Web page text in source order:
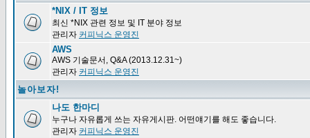
*NIX / IT 정보
최신 *NIX 관련 정보 및 IT 분야 정보
관리자 커피닉스 운영진
AWS
AWS 기술문서, Q&A (2013.12.31~)
관리자 커피닉스 운영진
놀아보자!
나도 한마디
누구나 자유롭게 쓰는 자유게시판. 어떤얘기를 해도 좋습니다.
관리자 커피닉스 운영진